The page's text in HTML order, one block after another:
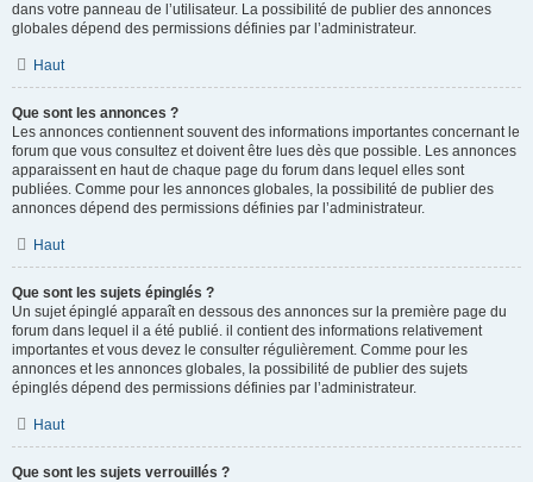
dans votre panneau de l’utilisateur. La possibilité de publier des annonces
globales dépend des permissions définies par l’administrateur.
Haut
Que sont les annonces ?
Les annonces contiennent souvent des informations importantes concernant le
forum que vous consultez et doivent être lues dès que possible. Les annonces
apparaissent en haut de chaque page du forum dans lequel elles sont
publiées. Comme pour les annonces globales, la possibilité de publier des
annonces dépend des permissions définies par l’administrateur.
Haut
Que sont les sujets épinglés ?
Un sujet épinglé apparaît en dessous des annonces sur la première page du
forum dans lequel il a été publié. il contient des informations relativement
importantes et vous devez le consulter régulièrement. Comme pour les
annonces et les annonces globales, la possibilité de publier des sujets
épinglés dépend des permissions définies par l’administrateur.
Haut
Que sont les sujets verrouillés ?